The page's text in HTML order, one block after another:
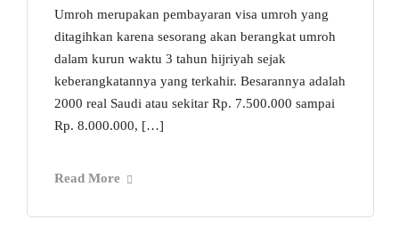
Umroh merupakan pembayaran visa umroh yang
ditagihkan karena sesorang akan berangkat umroh
dalam kurun waktu 3 tahun hijriyah sejak
keberangkatannya yang terkahir. Besarannya adalah
2000 real Saudi atau sekitar Rp. 7.500.000 sampai
Rp. 8.000.000, […]
Read More